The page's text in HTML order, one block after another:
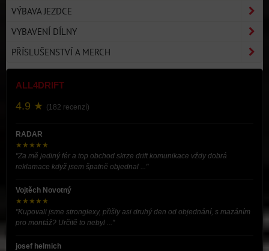
VÝBAVA JEZDCE
VYBAVENÍ DÍLNY
PŘÍSLUŠENSTVÍ A MERCH
ALL4DRIFT
4.9 ★ (182 recenzí)
RADAR
★★★★★
"Za mě jediný fér a top obchod skrze drift komunikace vždy dobrá
reklamace když jsem špatně objednal ..."
Vojtěch Novotný
★★★★★
"Kupovali jsme stronglexy, přišly asi druhý den od objednání, s mazáním
pro montáž? Určitě to nebyl ..."
josef helmich